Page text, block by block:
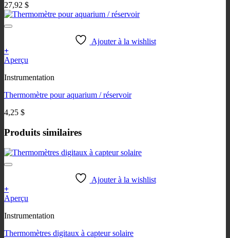
options
peuvent
être
la
page
produit
27,92 $
Ajouter à la wishlist
+
Ce
a
variations.
options
être
sur
la
produit
Aperçu
Instrumentation
Thermomètre pour aquarium / réservoir
4,25 $
Produits similaires
Ajouter à la wishlist
+
Ce
a
variations.
Aperçu
Instrumentation
Thermomètres digitaux à capteur solaire